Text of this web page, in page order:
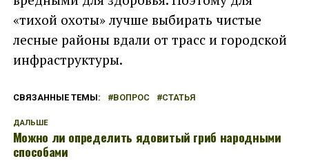
«тихой охоты» лучше выбирать чистые
лесные районы вдали от трасс и городской
инфраструктуры.
СВЯЗАННЫЕ ТЕМЫ: ВОПРОС СТАТЬЯ
ДАЛЬШЕ
Можно ли определить ядовитый гриб народными
способами